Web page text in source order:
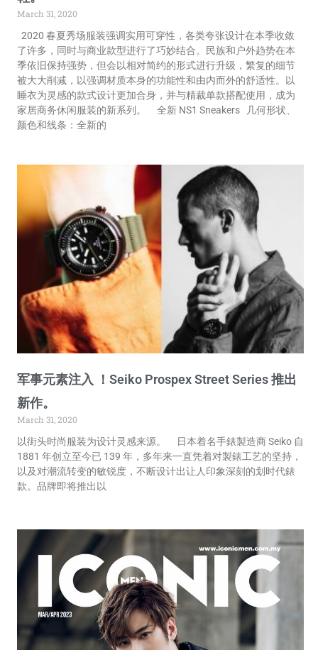
March 31, 2020
2020 春夏秀场服装强调实用可穿性，各类夸张设计在本季收敛
了许多，同时与商业款型进行了巧妙结合。民族和户外趋势在本
季依旧保持强势，但会以相对简约的形式进行升级，繁复的细节
被大大削减，以强调材质本身的功能性和由内而外的舒适性。以
睡衣为灵感的款式设计更加合身，并与精裁单款搭配使用，成为
家居商务休闲服装的新系列。 全新 NS1 Sneakers 几何形状、
颜色和线条：全新的
军事元素注入 ！Seiko Prospex Street Series 推出
新作。
March 31, 2020
以街头时尚服装为设计灵感来源。 日本着名手錶製造商 Seiko 自
1881 年创立至今已 139 年，多年来一直凭着对製錶工艺的坚持，
以及对潮流转变的敏锐度，不断设计出让人印象深刻的划时代錶
款。品牌即将推出以